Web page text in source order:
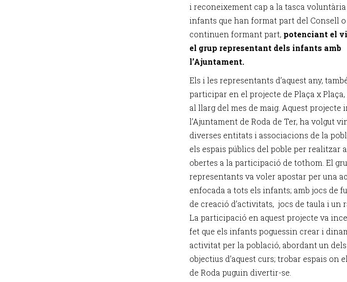
i reconeixement cap a la tasca
infants que han format part del Consell o
continuen formant part, potenciant el
el grup representant dels infants amb
l’Ajuntament.
Els i les representants d’aquest any,
participar en el projecte de Plaça x
al llarg del mes de maig. Aquest projecte
l’Ajuntament de Roda de Ter, ha volgut
diverses entitats i associacions de la
els espais públics del poble per realitzar
obertes a la participació de tothom. El
representants va voler apostar per una
enfocada a tots els infants; amb jocs de
de creació d’activitats, jocs de taula i un
La participació en aquest projecte va
fet que els infants poguessin crear i
activitat per la població, abordant un
objectius d’aquest curs; trobar espais on
de Roda puguin divertir-se.